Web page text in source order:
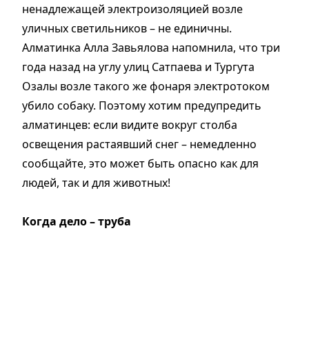
ненадлежащей электроизоляцией возле
уличных светильников – не единичны.
Алматинка Алла Завьялова напомнила, что три
года назад на углу улиц Сатпаева и Тургута
Озалы возле такого же фонаря электротоком
убило собаку. Поэтому хотим предупредить
алматинцев: если видите вокруг столба
освещения растаявший снег – немедленно
сообщайте, это может быть опасно как для
людей, так и для животных!
Когда дело – труба